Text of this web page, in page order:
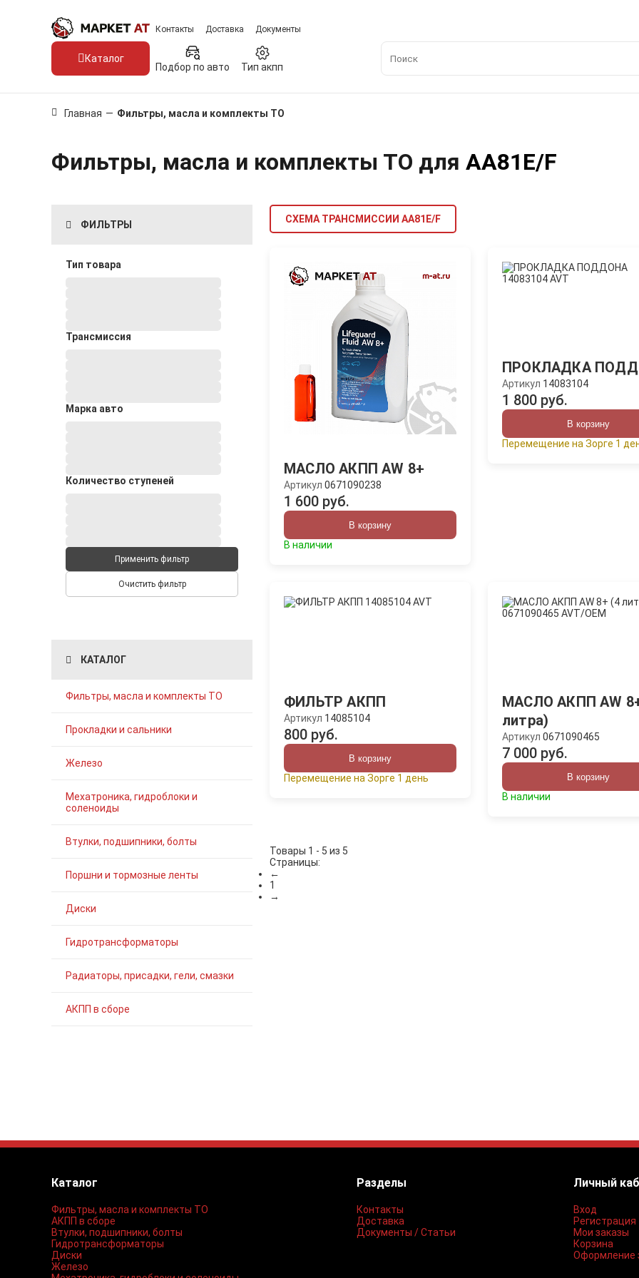
Контакты Доставка Документы
Каталог
Подбор по авто Тип акпп
Главная — Фильтры, масла и комплекты ТО
Фильтры, масла и комплекты ТО для AA81E/F
ФИЛЬТРЫ
Тип товара
Трансмиссия
Марка авто
Количество ступеней
Применить фильтр
Очистить фильтр
КАТАЛОГ
Фильтры, масла и комплекты ТО
Прокладки и сальники
Железо
Мехатроника, гидроблоки и
соленоиды
Втулки, подшипники, болты
Поршни и тормозные ленты
Диски
Гидротрансформаторы
Радиаторы, присадки, гели, смазки
АКПП в сборе
СХЕМА ТРАНСМИССИИ AA81E/F
МАСЛО АКПП AW 8+
Артикул 0671090238
1 600 руб.
В корзину
В наличии
ПРОКЛАДКА
Артикул 14083104
1 800 руб.
В корзину
Перемещение на Зорге 1
ФИЛЬТР АКПП
Артикул 14085104
800 руб.
В корзину
Перемещение на Зорге 1 день
МАСЛО АКПП AW
литра)
Артикул 0671090465
7 000 руб.
В корзину
В наличии
Товары 1 - 5 из 5
Страницы:
←
1
→
Каталог
Фильтры, масла и комплекты ТО
АКПП в сборе
Втулки, подшипники, болты
Гидротрансформаторы
Диски
Железо
Разделы
Контакты
Доставка
Документы / Статьи
Личный
Вход
Регистрация
Мои заказы
Корзина
Оформление